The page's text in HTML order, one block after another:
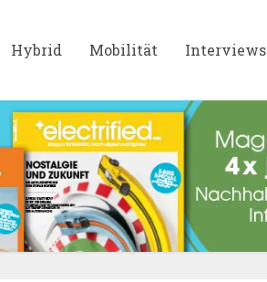
Hybrid Mobilität Interviews